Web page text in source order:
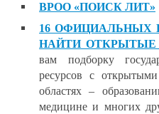
ВРОО «ПОИСК ЛИТ»
16 ОФИЦИАЛЬНЫХ
НАЙТИ
вам подборку
ресурсов с
областях –
медицине и многих